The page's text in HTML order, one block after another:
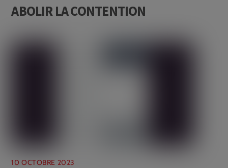
ABOLIR LA CONTENTION
10 OCTOBRE 2023